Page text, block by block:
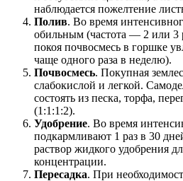
наблюдается пожелтение
Полив. Во время
обильным (частота ― 2 или 3
покоя почвосмесь в горшке
чаще одного раза в неделю).
Почвосмесь. Покупная
слабокислой и легкой.
состоять из песка, торфа,
(1:1:1:2).
Удобрение. Во время
подкармливают 1 раз в 30
раствор жидкого удобрения
концентрации.
Пересадка. При